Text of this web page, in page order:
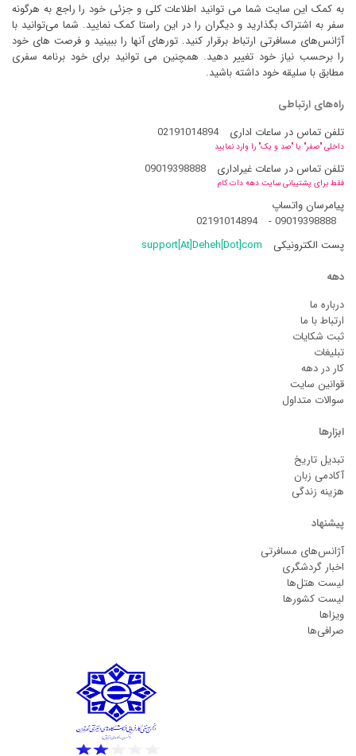
به کمک این سایت شما می توانید اطلاعات کلی و جزئی خود را راجع به هرگونه
سفر به اشتراک بگذارید و دیگران را در این راستا کمک نمایید. شما می‌توانید با
آژانس‌های مسافرتی ارتباط برقرار کنید. تورهای آنها را ببینید و فرصت های خود
را برحسب نیاز خود تغییر دهید. همچنین می توانید برای خود برنامه سفری
مطابق با سلیقه خود داشته باشید.
راه‌های ارتباطی
تلفن تماس در ساعات اداری
02191014894
داخلی "صفر" یا "صد و یک" را وارد نمایید
تلفن تماس در ساعات غیراداری 09019398888
فقط برای پشتیبانی سایت دهه دات کام
پیامرسان واتساپ
09019398888
-
02191014894
پست الکترونیکی
support[At]Deheh[Dot]com
دهه
درباره ما
ارتباط با ما
ثبت شکایات
تبلیغات
کار در دهه
قوانین سایت
سوالات متداول
ابزارها
تبدیل تاریخ
آکادمی زبان
هزینه زندگی
پیشنهاد
آژانس‌های مسافرتی
اخبار گردشگری
لیست هتل‌ها
لیست کشورها
ویزاها
صرافی‌ها